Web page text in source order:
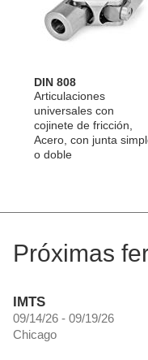
DIN 808
Articulaciones
universales con
cojinete de fricción,
Acero, con junta
o doble
Próximas
IMTS
09/14/26 - 09/19/26
Chicago